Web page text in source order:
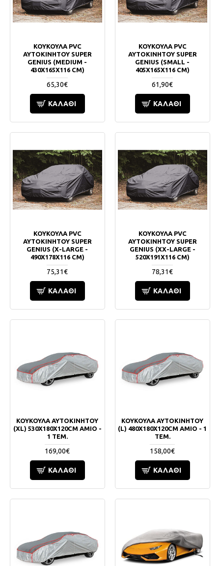
ΚΟΥΚΟΥΛΑ PVC
ΑΥΤΟΚΙΝΗΤΟΥ SUPER
GENIUS (MEDIUM -
430X165X116 CM)
65,30€
ΚΑΛΆΘΙ
ΚΟΥΚΟΥΛΑ PVC
ΑΥΤΟΚΙΝΗΤΟΥ SUPER
GENIUS (SMALL -
405X165X116 CM)
61,90€
ΚΑΛΆΘΙ
ΚΟΥΚΟΥΛΑ PVC
ΑΥΤΟΚΙΝΗΤΟΥ SUPER
GENIUS (X-LARGE -
490X178X116 CM)
75,31€
ΚΑΛΆΘΙ
ΚΟΥΚΟΥΛΑ PVC
ΑΥΤΟΚΙΝΗΤΟΥ SUPER
GENIUS (XX-LARGE -
520X191X116 CM)
78,31€
ΚΑΛΆΘΙ
ΚΟΥΚΟΥΛΑ ΑΥΤΟΚΙΝΗΤΟΥ
(XL) 530X180X120CM ΑΜΙΟ -
1 ΤΕΜ.
169,00€
ΚΑΛΆΘΙ
ΚΟΥΚΟΥΛΑ ΑΥΤΟΚΙΝΗΤΟΥ
(L) 480X180X120CM ΑΜΙΟ - 1
ΤΕΜ.
158,00€
ΚΑΛΆΘΙ